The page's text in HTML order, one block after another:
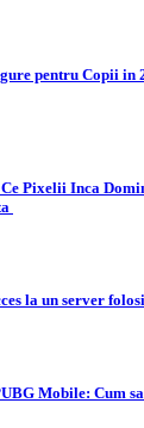
pentru Copii in
Pixelii Inca
la un server
Mobile: Cum